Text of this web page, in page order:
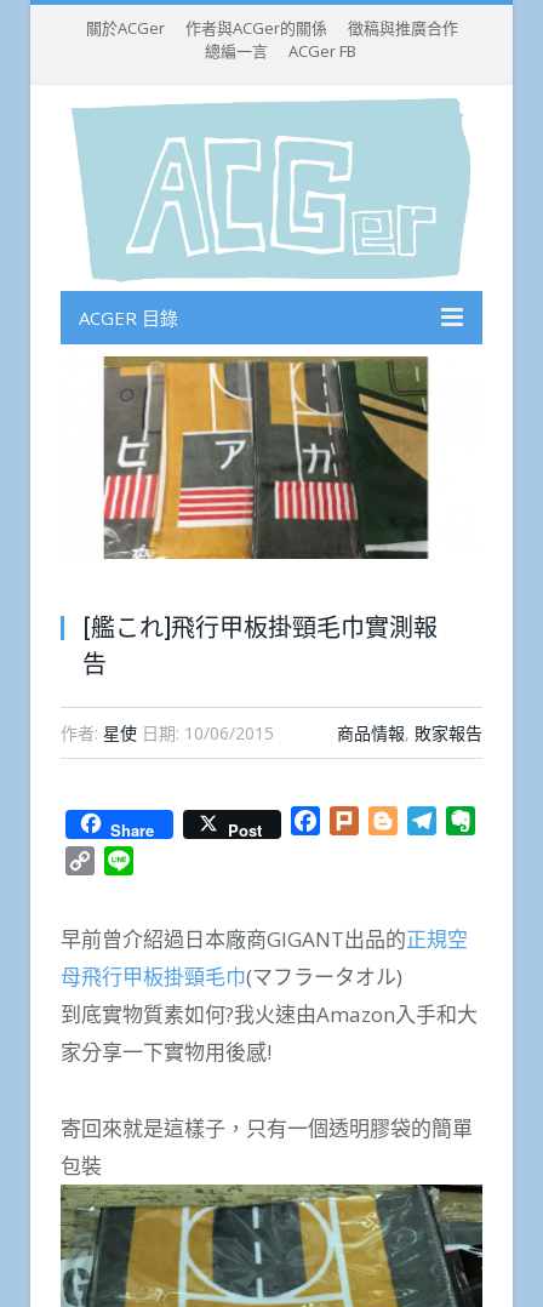
關於ACGer 作者與ACGer的關係
徵稿與推廣合作
總編一言
ACGer FB
ACGER 目錄
[艦これ]飛行甲板掛頸毛巾實測報
告
作者: 星使 日期: 10/06/2015 商品情報, 敗家報告
Share Post Facebook
Plurk BloggerTelegram
Copy
早前曾介紹過日本廠商GIGANT出品的正規空
母飛行甲板掛頸毛巾(マフラータオル)
到底實物質素如何?我火速由Amazon入手和大
家分享一下實物用後感!
寄回來就是這樣子，只有一個透明膠袋的簡單
包裝